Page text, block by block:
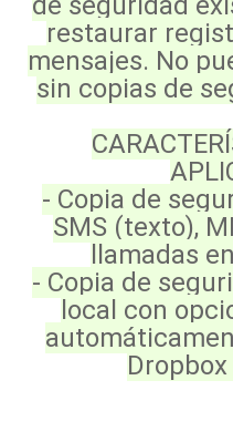
restaurar
mensajes. No
sin copias de
- Copia de
SMS (texto),
llamadas
- Copia de
local con
Dropbox